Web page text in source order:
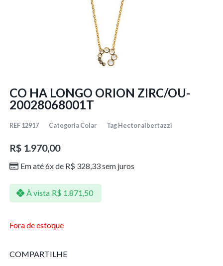
CO HA LONGO ORION ZIRC/OU-
20028068001T
REF 12917 Categoria Colar Tag Hector albertazzi
R$1.970,00
Em até 6x de R$ 328,33sem juros
À vista R$ 1.871,50
Fora de estoque
COMPARTILHE